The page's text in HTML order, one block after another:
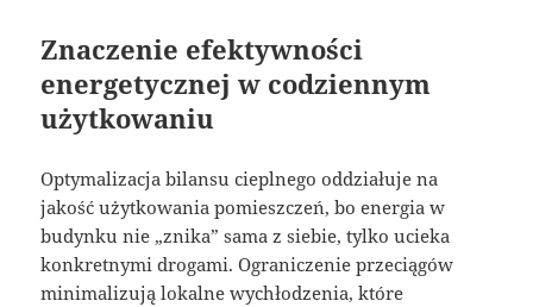
Znaczenie efektywności
energetycznej w codziennym
użytkowaniu
Optymalizacja bilansu cieplnego oddziałuje na
jakość użytkowania pomieszczeń, bo energia w
budynku nie „znika” sama z siebie, tylko ucieka
konkretnymi drogami. Ograniczenie przeciągów
minimalizują lokalne wychłodzenia, które